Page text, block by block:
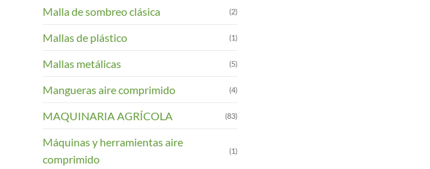
Malla de sombreo clásica (2)
Mallas de plástico (1)
Mallas metálicas (5)
Mangueras aire comprimido (4)
MAQUINARIA AGRÍCOLA (83)
Máquinas y herramientas aire
comprimido
(1)